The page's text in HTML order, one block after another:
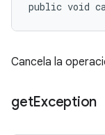
public void
Cancela la
getException